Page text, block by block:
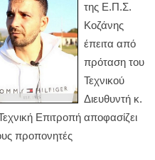
της Ε.Π.Σ.
Κοζάνης
έπειτα από
πρόταση του
Τεχνικού
Διευθυντή κ.
Επιτροπή αποφασίζει
προπονητές